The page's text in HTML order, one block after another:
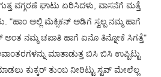
ವಗ್ಗರಣೆ ಘಾಟು ಏರಿಸಿದಳು, ವಾಸನೆಗೆ ಮತ್ತೆ
"ಹಾಂ ಅಲ್ಲಿ ಮೆಕ್ಸಿಕನ್ ಅಡಿಗೆ ಸ್ವಲ್ಪ ನಮ್ಮ ಹಾಗೆ
ನಮ್ಮ ಚಪಾತಿ ಹಾಗೆ ಏನೊ ತಿನ್ನೋಕೆ ಸಿಗತ್ತೆ"
ಮಾತಾಡುತ್ತ ಬಿಸಿ ಬಿಸಿ ಉಪ್ಪಿಟ್ಟು
ಕುಕ್ಕರ್ ತುಂಬ ನೀರಿಟ್ಟು ಸ್ಟವ್ ಮೇಲೆಲ್ಲ